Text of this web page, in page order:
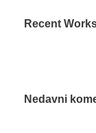
Recent
Nedavni